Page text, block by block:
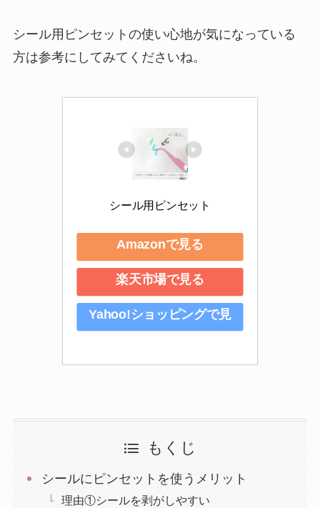
シール用ピンセットの使い心地が気になっている
方は参考にしてみてくださいね。
シール用ピンセット
Amazonで見る
楽天市場で見る
Yahoo!ショッピングで見
もくじ
シールにピンセットを使うメリット
理由①シールを剥がしやすい